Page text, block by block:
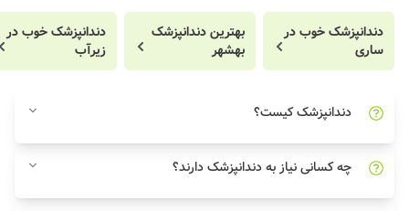
دندانپزشک خوب در
ساری
بهترین دندانپزشک
بهشهر
دندانپزشک خوب در
زیرآب
دندانپزشک کیست؟
چه کسانی نیاز به دندانپزشک دارند؟